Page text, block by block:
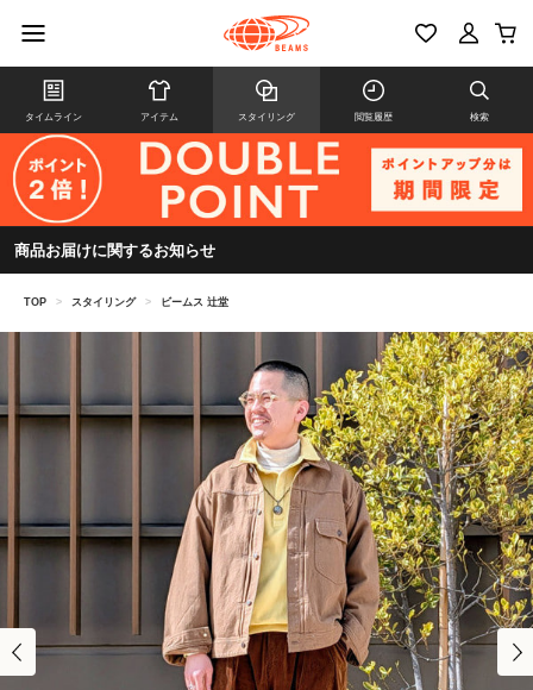
タイムライン アイテム スタイリング 閲覧履歴 検索
商品お届けに関するお知らせ
TOP > スタイリング > ビームス 辻堂